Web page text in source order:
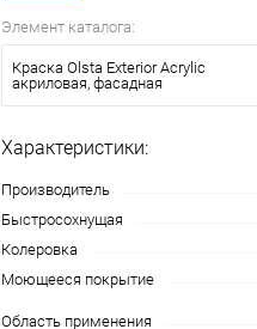
Элемент каталога:
Краска Olsta Exterior Acrylic
акриловая, фасадная
Характеристики:
Производитель
Быстросохнущая
Колеровка
Моющееся покрытие
Область применения